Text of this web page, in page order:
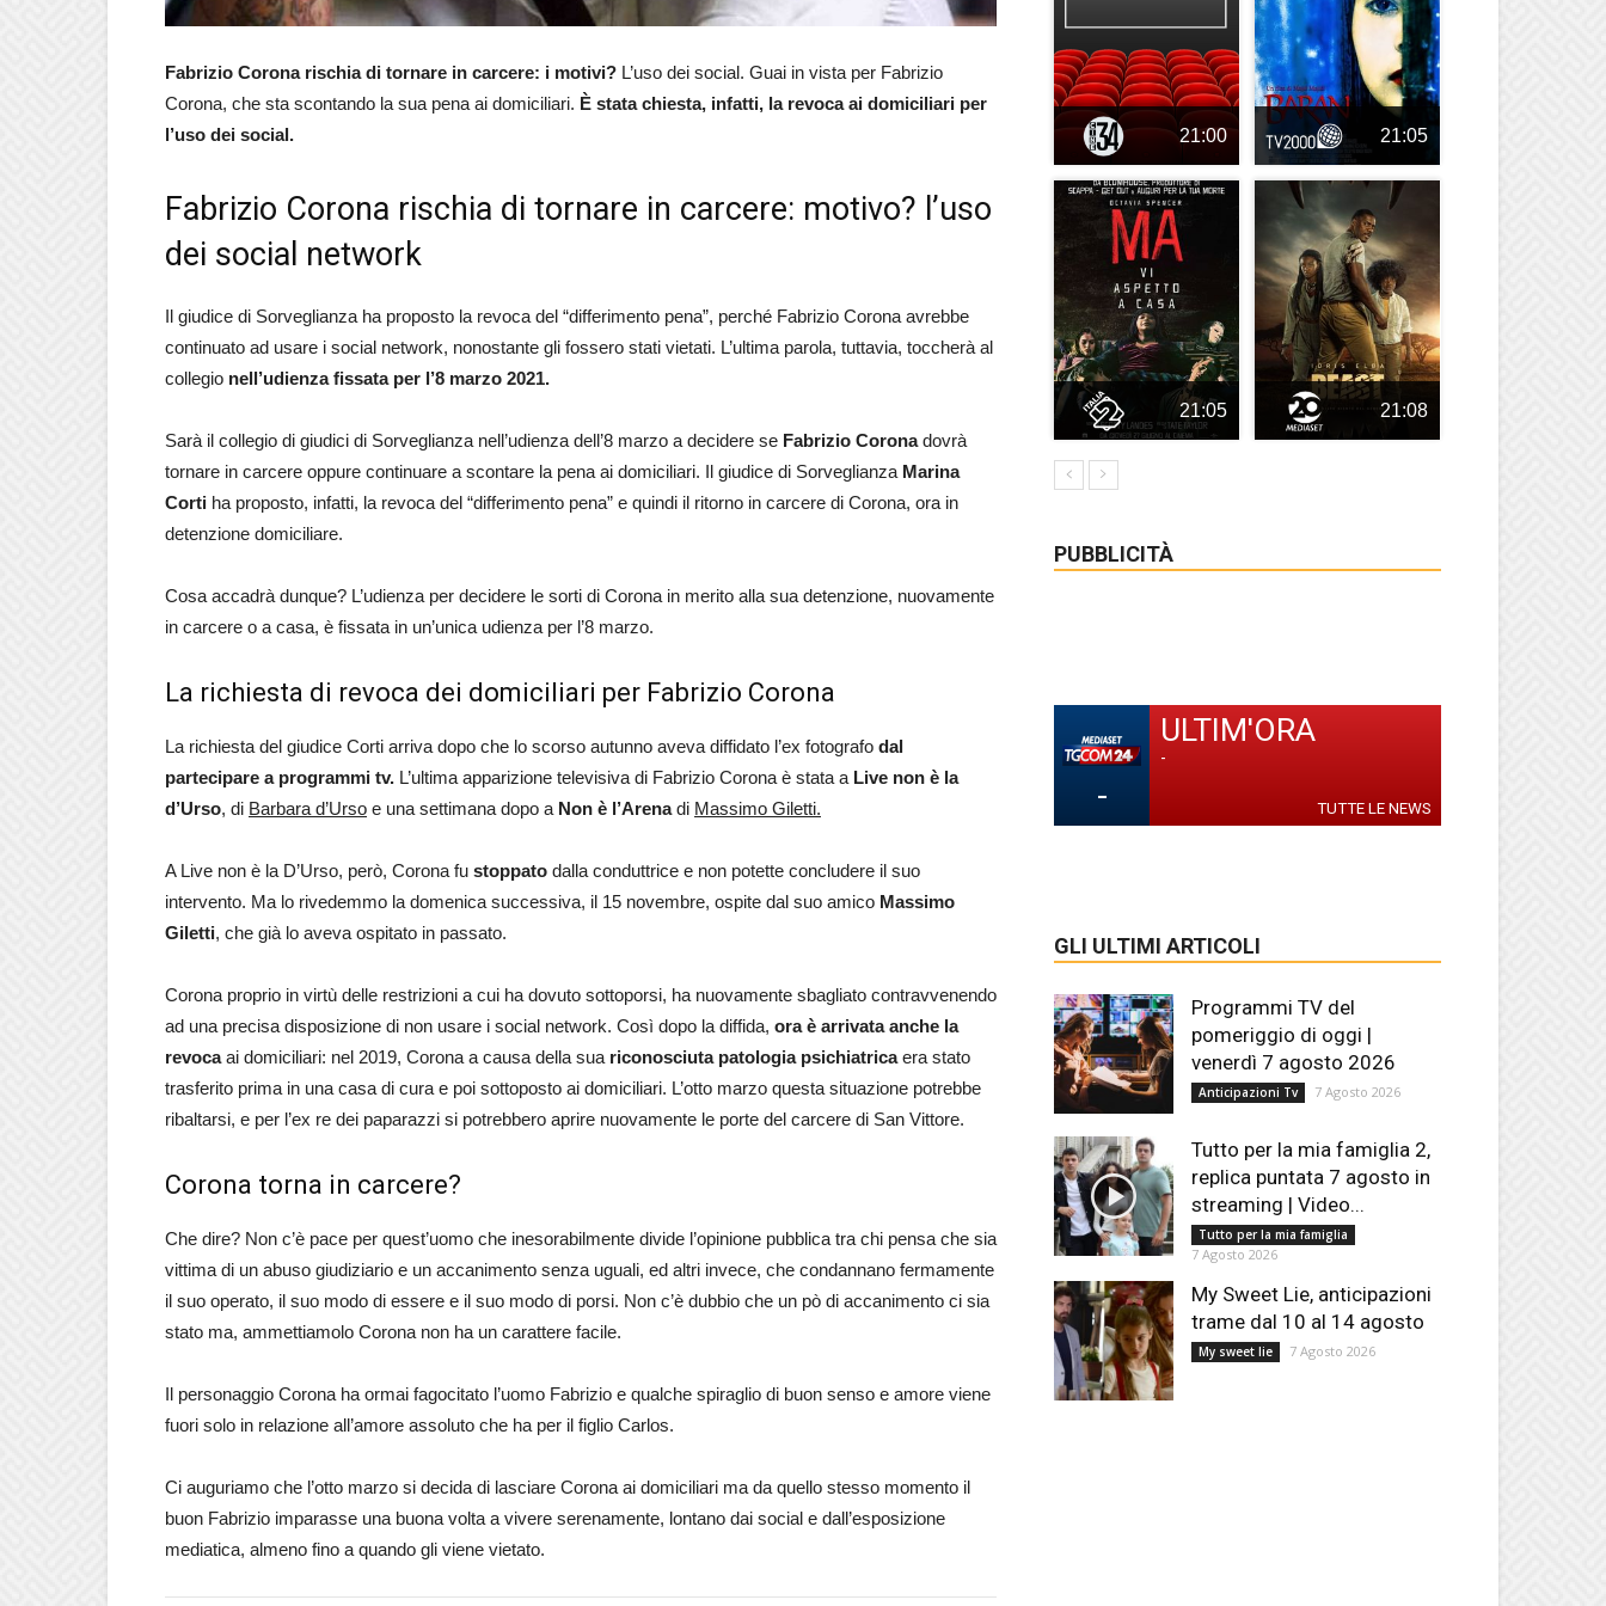
Fabrizio Corona rischia di tornare in carcere: i motivi? L’uso dei social. Guai in vista per Fabrizio
Corona, che sta scontando la sua pena ai domiciliari. È stata chiesta, infatti, la revoca ai domiciliari per
l’uso dei social.
Fabrizio Corona rischia di tornare in carcere: motivo? l’uso
dei social network
Il giudice di Sorveglianza ha proposto la revoca del “differimento pena”, perché Fabrizio Corona avrebbe
continuato ad usare i social network, nonostante gli fossero stati vietati. L’ultima parola, tuttavia, toccherà al
collegio nell’udienza fissata per l’8 marzo 2021.
Sarà il collegio di giudici di Sorveglianza nell’udienza dell’8 marzo a decidere se Fabrizio Coronadovrà
tornare in carcere oppure continuare a scontare la pena ai domiciliari. Il giudice di Sorveglianza Marina
Corti ha proposto, infatti, la revoca del “differimento pena” e quindi il ritorno in carcere di Corona, ora in
detenzione domiciliare.
Cosa accadrà dunque? L’udienza per decidere le sorti di Corona in merito alla sua detenzione, nuovamente
in carcere o a casa, è fissata in un’unica udienza per l’8 marzo.
La richiesta di revoca dei domiciliari per Fabrizio Corona
La richiesta del giudice Corti arriva dopo che lo scorso autunno aveva diffidato l’ex fotografo dal
partecipare a programmi tv. L’ultima apparizione televisiva di Fabrizio Corona è stata a Live non è la
d’Urso, di Barbara d’Urso e una settimana dopo a Non è l’Arenadi Massimo Giletti.
A Live non è la D’Urso, però, Corona fu stoppato dalla conduttrice e non potette concludere il suo
intervento. Ma lo rivedemmo la domenica successiva, il 15 novembre, ospite dal suo amico Massimo
Giletti, che già lo aveva ospitato in passato.
Corona proprio in virtù delle restrizioni a cui ha dovuto sottoporsi, ha nuovamente sbagliato contravvenendo
ad una precisa disposizione di non usare i social network. Così dopo la diffida, ora è arrivata anche la
revocaai domiciliari: nel 2019, Corona a causa della sua riconosciuta patologia psichiatricaera stato
trasferito prima in una casa di cura e poi sottoposto ai domiciliari. L’otto marzo questa situazione potrebbe
ribaltarsi, e per l’ex re dei paparazzi si potrebbero aprire nuovamente le porte del carcere di San Vittore.
Corona torna in carcere?
Che dire? Non c’è pace per quest’uomo che inesorabilmente divide l’opinione pubblica tra chi pensa che sia
vittima di un abuso giudiziario e un accanimento senza uguali, ed altri invece, che condannano fermamente
il suo operato, il suo modo di essere e il suo modo di porsi. Non c’è dubbio che un pò di accanimento ci sia
stato ma, ammettiamolo Corona non ha un carattere facile.
Il personaggio Corona ha ormai fagocitato l’uomo Fabrizio e qualche spiraglio di buon senso e amore viene
fuori solo in relazione all’amore assoluto che ha per il figlio Carlos.
Ci auguriamo che l’otto marzo si decida di lasciare Corona ai domiciliari ma da quello stesso momento il
buon Fabrizio imparasse una buona volta a vivere serenamente, lontano dai social e dall’esposizione
mediatica, almeno fino a quando gli viene vietato.
21:00 21:05
21:05 21:08
PUBBLICITÀ
-
ULTIM'ORA
-
TUTTE LE NEWS
GLI ULTIMI ARTICOLI
Programmi TV del
pomeriggio di oggi |
venerdì 7 agosto 2026
Anticipazioni Tv 7 Agosto 2026
Tutto per la mia famiglia 2,
replica puntata 7 agosto in
streaming | Video...
Tutto per la mia famiglia
7 Agosto 2026
My Sweet Lie, anticipazioni
trame dal 10 al 14 agosto
My sweet lie 7 Agosto 2026